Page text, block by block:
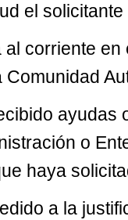
el
al corriente
Comunidad
ayudas
o
haya
a la